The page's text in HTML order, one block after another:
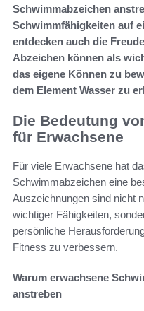
Schwimmabzeichen
Schwimmfähigkeiten auf
entdecken auch die
Abzeichen können als
das eigene Können zu
dem Element Wasser zu
Die Bedeutung
für Erwachsene
Für viele Erwachsene hat
Schwimmabzeichen eine
Auszeichnungen sind nicht
wichtiger Fähigkeiten,
persönliche
Fitness zu verbessern.
Warum erwachsene
anstreben